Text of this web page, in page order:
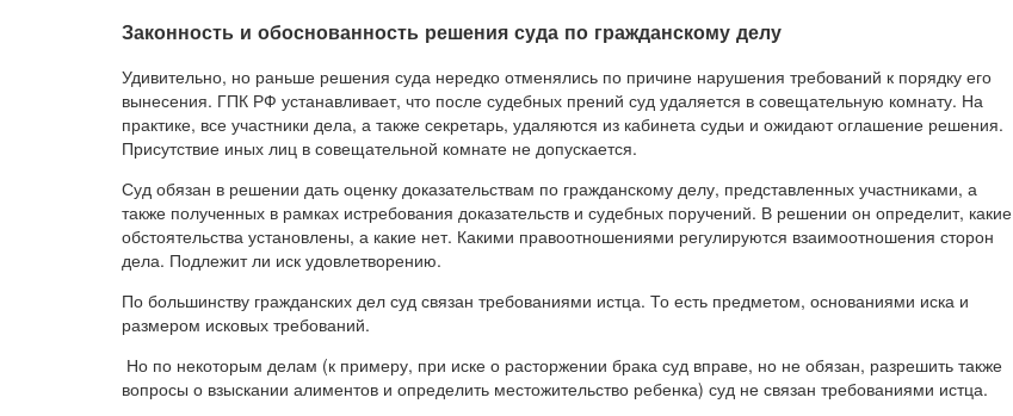
Законность и обоснованность решения суда по гражданскому делу
Удивительно, но раньше решения суда нередко отменялись по причине нарушения требований к порядку его
вынесения. ГПК РФ устанавливает, что после судебных прений суд удаляется в совещательную комнату. На
практике, все участники дела, а также секретарь, удаляются из кабинета судьи и ожидают оглашение решения.
Присутствие иных лиц в совещательной комнате не допускается.
Суд обязан в решении дать оценку доказательствам по гражданскому делу, представленных участниками, а
также полученных в рамках истребования доказательств и судебных поручений. В решении он определит, какие
обстоятельства установлены, а какие нет. Какими правоотношениями регулируются взаимоотношения сторон
дела. Подлежит ли иск удовлетворению.
По большинству гражданских дел суд связан требованиями истца. То есть предметом, основаниями иска и
размером исковых требований.
Но по некоторым делам (к примеру, при иске о расторжении брака суд вправе, но не обязан, разрешить также
вопросы о взыскании алиментов и определить местожительство ребенка) суд не связан требованиями истца.